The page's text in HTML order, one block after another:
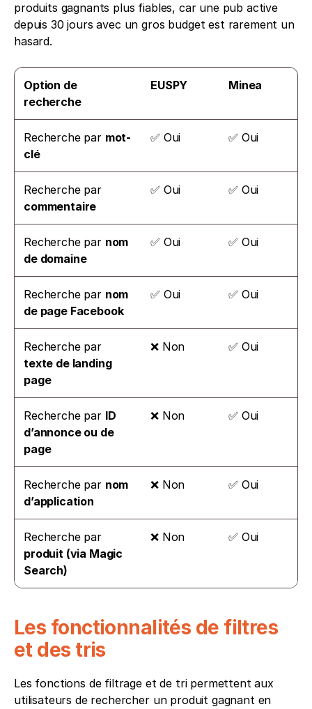
produits gagnants plus fiables, car une pub active
depuis 30 jours avec un gros budget est rarement un
hasard.
Option de
recherche
EUSPY Minea
Recherche par mot-
clé
✅ Oui ✅ Oui
Recherche par
commentaire
✅ Oui ✅ Oui
Recherche par nom
de domaine
✅ Oui ✅ Oui
Recherche par nom
de page Facebook
✅ Oui ✅ Oui
Recherche par
texte de landing
page
❌ Non ✅ Oui
Recherche par ID
d’annonce ou de
page
❌ Non ✅ Oui
Recherche par nom
d’application
❌ Non ✅ Oui
Recherche par
produit (via Magic
Search)
❌ Non ✅ Oui
Les fonctionnalités de filtres
et des tris
Les fonctions de filtrage et de tri permettent aux
utilisateurs de rechercher un produit gagnant en